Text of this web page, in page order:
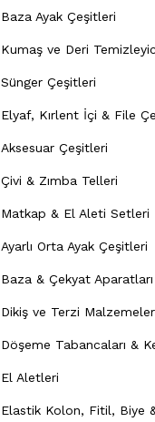
Baza Ayak Çeşitleri
Kumaş ve Deri
Sünger Çeşitleri
Elyaf, Kırlent İçi & File
Aksesuar Çeşitleri
Çivi & Zımba Telleri
Matkap & El Aleti Setleri
Ayarlı Orta Ayak Çeşitleri
Baza & Çekyat Aparatları
Dikiş ve Terzi
El Aletleri